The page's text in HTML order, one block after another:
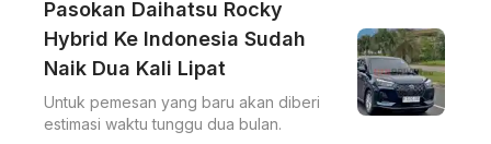
Pasokan Daihatsu Rocky
Hybrid Ke Indonesia Sudah
Naik Dua Kali Lipat
Untuk pemesan yang baru akan diberi
estimasi waktu tunggu dua bulan.